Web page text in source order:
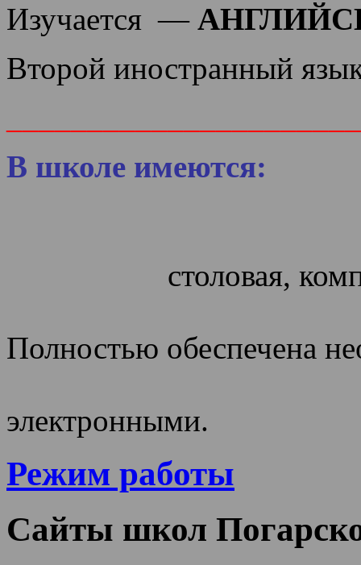
Изучается —
Второй иностранный
В школе имеются:
столовая,
Полностью обеспечена
электронными.
Режим работы
Сайты школ